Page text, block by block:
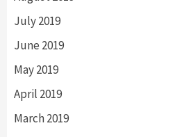
July 2019
June 2019
May 2019
April 2019
March 2019